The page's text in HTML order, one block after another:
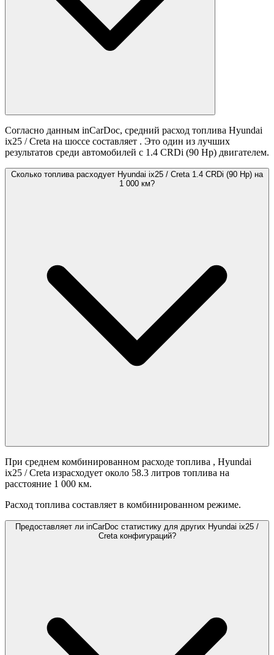
Согласно данным inCarDoc, средний расход топлива Hyundai
ix25 / Creta на шоссе составляет . Это один из лучших
результатов среди автомобилей с 1.4 CRDi (90 Hp) двигателем.
Сколько топлива расходует Hyundai ix25 / Creta 1.4 CRDi (90 Hp) на
1 000 км?
При среднем комбинированном расходе топлива , Hyundai
ix25 / Creta израсходует около 58.3 литров топлива на
расстояние 1 000 км.
Расход топлива составляет в комбинированном режиме.
Предоставляет ли inCarDoc статистику для других Hyundai ix25 /
Creta конфигураций?